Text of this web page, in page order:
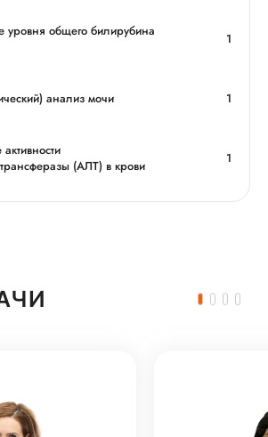
уровня общего билирубина
1
анализ мочи 1
(АЛТ) в крови
1